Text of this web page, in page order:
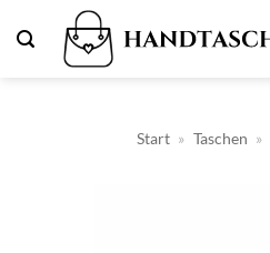
Inhalt
Start » Taschen »